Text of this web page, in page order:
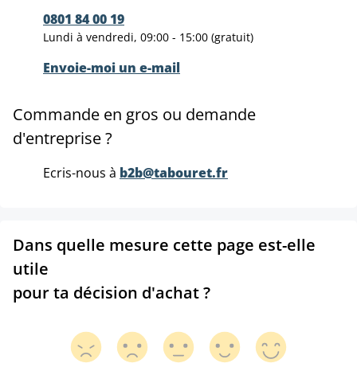
0801 84 00 19
Lundi à vendredi, 09:00 - 15:00 (gratuit)
Envoie-moi un e-mail
Commande en gros ou demande
d'entreprise ?
Ecris-nous à b2b@tabouret.fr
Dans quelle mesure cette page est-elle
utile
pour ta décision d'achat ?